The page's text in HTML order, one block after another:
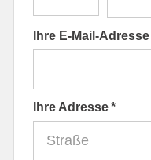
Ihre E-Mail-Adresse
Ihre Adresse *